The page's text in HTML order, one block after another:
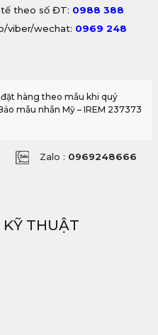
theo số ĐT: 0988 388
viber/wechat: 0969 248
đặt hàng theo mẫu khi quý
mẫu nhẫn Mỹ – IREM 237373
Zalo : 0969248666
KỸ THUẬT